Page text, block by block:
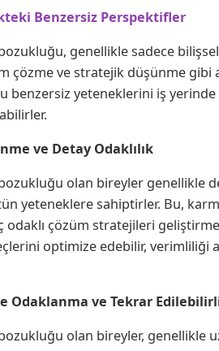
Benzersiz Perspektifler
genellikle sadece
çözme ve stratejik düşünme gibi
benzersiz yeteneklerini iş
ve Detay Odaklılık
olan bireyler genellikle
yeteneklere sahiptirler. Bu,
odaklı çözüm stratejileri
optimize edebilir, verimliliği
ve Tekrar
olan bireyler, genellikle